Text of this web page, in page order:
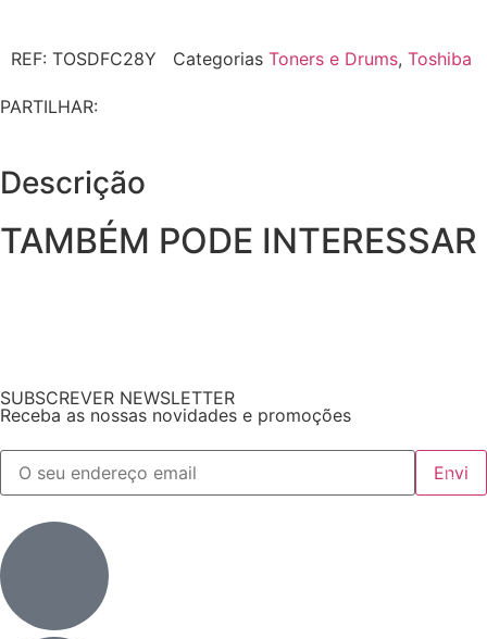
REF: TOSDFC28Y Categorias Toners e Drums, Toshiba
PARTILHAR:
Descrição
TAMBÉM PODE INTERESSAR
SUBSCREVER NEWSLETTER
Receba as nossas novidades e promoções